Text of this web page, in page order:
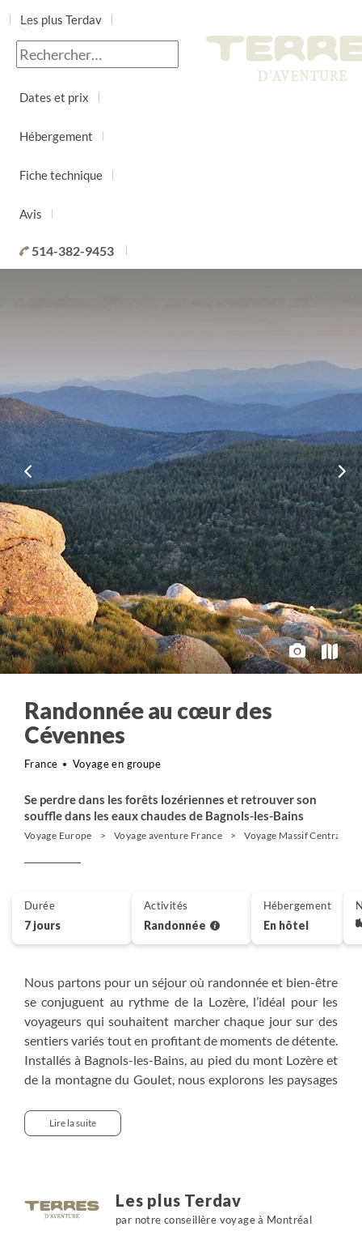
Les plus Terdav
Jour par jour
Dates et prix
Hébergement
Fiche technique
Avis
514-382-9453
Randonnée au cœur des
Cévennes
France Voyage en groupe
Se perdre dans les forêts lozériennes et retrouver son
souffle dans les eaux chaudes de Bagnols-les-Bains
Voyage Europe Voyage aventure France Voyage Massif Central
Nous partons pour un séjour où randonnée et bien-être
se conjuguent au rythme de la Lozère, l’idéal pour les
voyageurs qui souhaitent marcher chaque jour sur des
sentiers variés tout en profitant de moments de détente.
Installés à Bagnols-les-Bains, au pied du mont Lozère et
de la montagne du Goulet, nous explorons les paysages
et forêts. Le matin ou en fin de journée, nous prenons le
temps pour un moment de relaxation dans les eaux
offrant de larges panoramas et la découverte du
patrimoine lozérien nous permettent d’alterner
Lire la suite
Les plus Terdav
par notre conseillère voyage à Montréal
Durée
7 jours
Activités
Randonnée
Hébergement
En hôtel